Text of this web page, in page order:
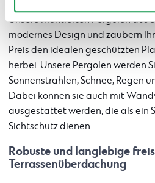
Unsere montierten Pergolen aus
modernes Design und zaubern
Preis den idealen geschützten
herbei. Unsere Pergolen werden
Sonnenstrahlen, Schnee, Regen
Dabei können sie auch mit
ausgestattet werden, die als ein
Sichtschutz dienen.
Robuste und langlebige
Terrassenüberdachung